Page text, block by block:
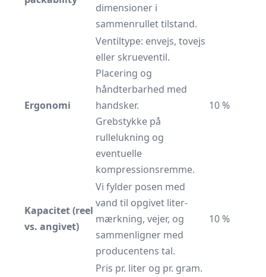
dimensioner i
sammenrullet tilstand.
Ergonomi
Ventiltype: envejs, tovejs
eller skrueventil.
Placering og
håndterbarhed med
handsker.
Grebstykke på
rullelukning og
eventuelle
kompressionsremme.
10 %
Kapacitet (reel
vs. angivet)
Vi fylder posen med
vand til opgivet liter­
mærkning, vejer, og
sammenligner med
producentens tal.
10 %
Pris pr. liter og pr. gram.